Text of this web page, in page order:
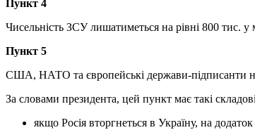
Пункт 4
Чисельність ЗСУ лишатиметься на рівні 800 тис.
Пункт 5
США, НАТО та європейські держави-підписанти
За словами президента, цей пункт має такі
якщо Росія вторгнеться в Україну, на додаток